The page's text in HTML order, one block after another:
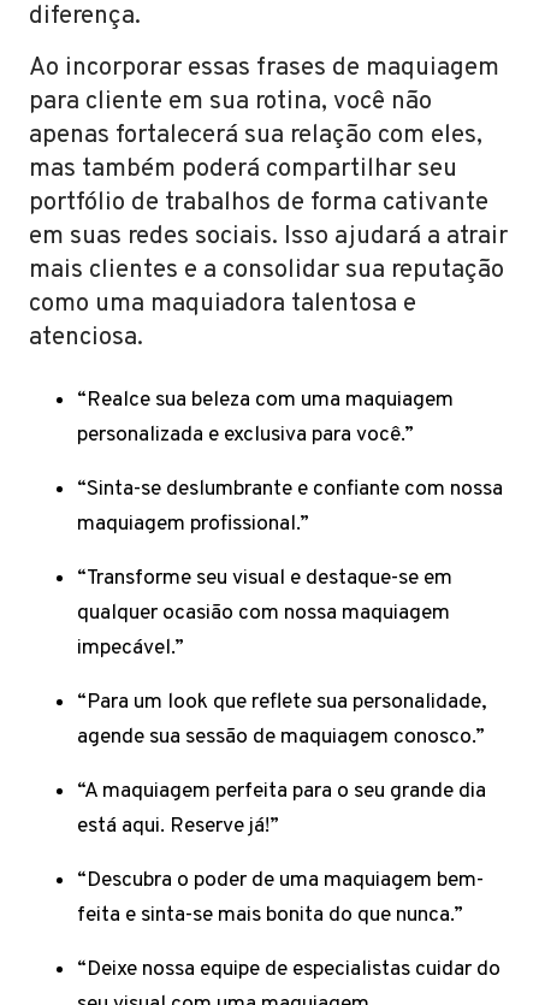
diferença.
Ao incorporar essas frases de maquiagem
para cliente em sua rotina, você não
apenas fortalecerá sua relação com eles,
mas também poderá compartilhar seu
portfólio de trabalhos de forma cativante
em suas redes sociais. Isso ajudará a atrair
mais clientes e a consolidar sua reputação
como uma maquiadora talentosa e
atenciosa.
“Realce sua beleza com uma maquiagem
personalizada e exclusiva para você.”
“Sinta-se deslumbrante e confiante com nossa
maquiagem profissional.”
“Transforme seu visual e destaque-se em
qualquer ocasião com nossa maquiagem
impecável.”
“Para um look que reflete sua personalidade,
agende sua sessão de maquiagem conosco.”
“A maquiagem perfeita para o seu grande dia
está aqui. Reserve já!”
“Descubra o poder de uma maquiagem bem-
feita e sinta-se mais bonita do que nunca.”
“Deixe nossa equipe de especialistas cuidar do